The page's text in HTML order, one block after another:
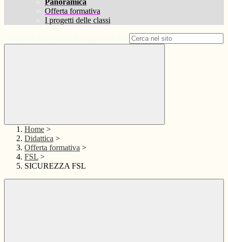
Panoramica
Offerta formativa
I progetti delle classi
Home >
Didattica >
Offerta formativa >
FSL >
SICUREZZA FSL